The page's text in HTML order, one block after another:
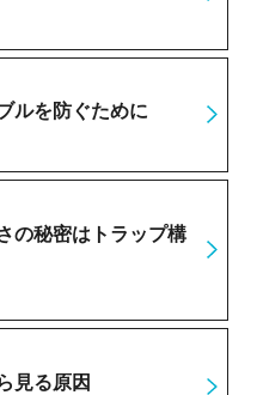
ルを防ぐために
の秘密はトラップ構
見る原因